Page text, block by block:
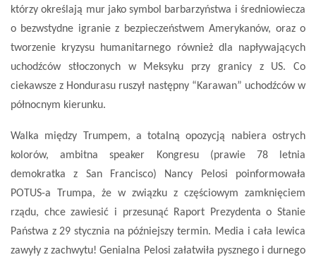
którzy określają mur jako symbol barbarzyństwa i średniowiecza
o bezwstydne igranie z bezpieczeństwem Amerykanów, oraz o
tworzenie kryzysu humanitarnego również dla napływających
uchodźców stłoczonych w Meksyku przy granicy z US. Co
ciekawsze z Hondurasu ruszył następny “Karawan” uchodźców w
północnym kierunku.
Walka między Trumpem, a totalną opozycją nabiera ostrych
kolorów, ambitna speaker Kongresu (prawie 78 letnia
demokratka z San Francisco) Nancy Pelosi poinformowała
POTUS-a Trumpa, że w związku z częściowym zamknięciem
rządu, chce zawiesić i przesunąć Raport Prezydenta o Stanie
Państwa z 29 stycznia na późniejszy termin. Media i cała lewica
zawyły z zachwytu! Genialna Pelosi załatwiła pysznego i durnego